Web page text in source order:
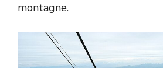
montagne.